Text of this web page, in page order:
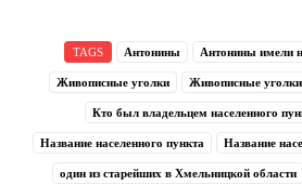
TAGS Антонины Антонины имели
Живописные уголки Живописные
Кто был владельцем населенного
Название населенного пункта Название
один из старейших в Хмельницкой области